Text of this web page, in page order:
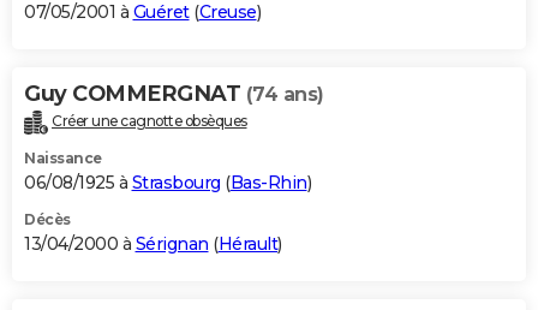
07/05/2001 à Guéret(Creuse)
Guy COMMERGNAT (74 ans)
Créer une cagnotte obsèques
Naissance
06/08/1925 à Strasbourg (Bas-Rhin)
Décès
13/04/2000 à Sérignan (Hérault)